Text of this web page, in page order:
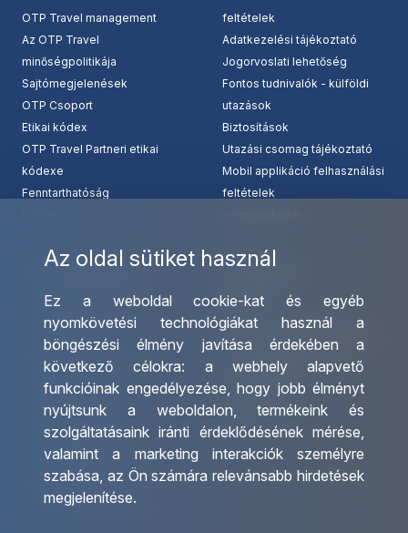
Az oldal sütiket használ
Ez a weboldal cookie-kat és egyéb
nyomkövetési technológiákat használ a
böngészési élmény javítása érdekében a
következő célokra: a webhely alapvető
funkcióinak engedélyezése, hogy jobb élményt
nyújtsunk a weboldalon,termékeink és
szolgáltatásaink iránti érdeklődésének mérése,
valamint a marketing interakciók személyre
szabása, az Ön számára relevánsabb hirdetések
megjelenítése.
OTP Travel management
Az OTP Travel
minőségpolitikája
Sajtómegjelenések
OTP Csoport
Etikai kódex
OTP Travel Partneri etikai
kódexe
Fenntarthatóság
feltételek
Adatkezelési tájékoztató
Jogorvoslati lehetőség
Fontos tudnivalók - külföldi
utazások
Biztosítások
Utazási csomag tájékoztató
Mobil applikáció felhasználási
feltételek
Csoportos utazások
szervezése
Egyéni utak szervezése
Hajóutak
Üzleti utaztatás
Nemzetközi tanár és
diákigazolványok
Letölthető katalógusunk
Ajándékutalvány
OTP Travel kedvezmények
Irodáink
Utazásszervező partnereink
Viszonteladó Partnereink
Partnereinknek
Utazási kérdőív
Impresszum